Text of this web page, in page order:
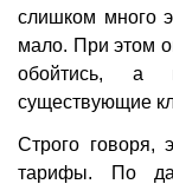
слишком много
мало. При этом
обойтись, а
существующие
Строго
тарифы. По